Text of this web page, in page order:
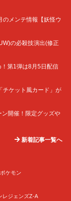
のメンテ情報【妖怪ウ
の必殺技演出(修正
！第1弾は8月5日配信
チケット風カード」が
ン開催！限定グッズや
新着記事一覧へ
ケモン
レジェンズZ-A